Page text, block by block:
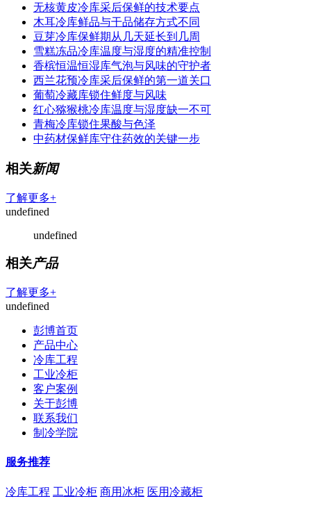
无核黄皮冷库采后保鲜的技术要点
木耳冷库鲜品与干品储存方式不同
豆芽冷库保鲜期从几天延长到几周
雪糕冻品冷库温度与湿度的精准控制
香槟恒温恒湿库气泡与风味的守护者
西兰花预冷库采后保鲜的第一道关口
葡萄冷藏库锁住鲜度与风味
红心猕猴桃冷库温度与湿度缺一不可
青梅冷库锁住果酸与色泽
中药材保鲜库守住药效的关键一步
相关新闻
了解更多+
undefined
undefined
相关产品
了解更多+
undefined
彭博首页
产品中心
冷库工程
工业冷柜
客户案例
关于彭博
联系我们
制冷学院
服务推荐
冷库工程 工业冷柜 商用冰柜 医用冷藏柜